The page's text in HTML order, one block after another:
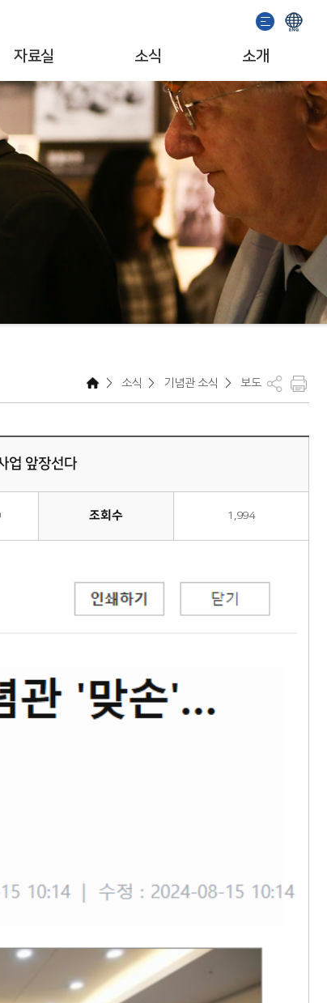
자료실
이용안내
소장자료검색
발간도서
소식
기념관 소식
공지사항
이벤트
소개
문화예술단체
소개영상
MI/캐릭터
> 소식 > 기념관 소식 > 보도
업 앞장선다
조회수 1,994